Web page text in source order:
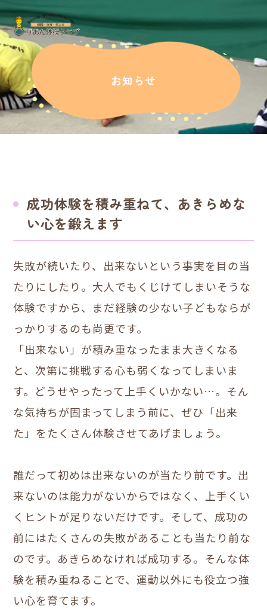
お知らせ
成功体験を積み重ねて、あきらめな
い心を鍛えます
失敗が続いたり、出来ないという事実を目の当
たりにしたり。大人でもくじけてしまいそうな
体験ですから、まだ経験の少ない子どもならが
っかりするのも尚更です。
「出来ない」が積み重なったまま大きくなる
と、次第に挑戦する心も弱くなってしまいま
す。どうせやったって上手くいかない…。そん
な気持ちが固まってしまう前に、ぜひ「出来
た」をたくさん体験させてあげましょう。
誰だって初めは出来ないのが当たり前です。出
来ないのは能力がないからではなく、上手くい
くヒントが足りないだけです。そして、成功の
前にはたくさんの失敗があることも当たり前な
のです。あきらめなければ成功する。そんな体
験を積み重ねることで、運動以外にも役立つ強
い心を育てます。